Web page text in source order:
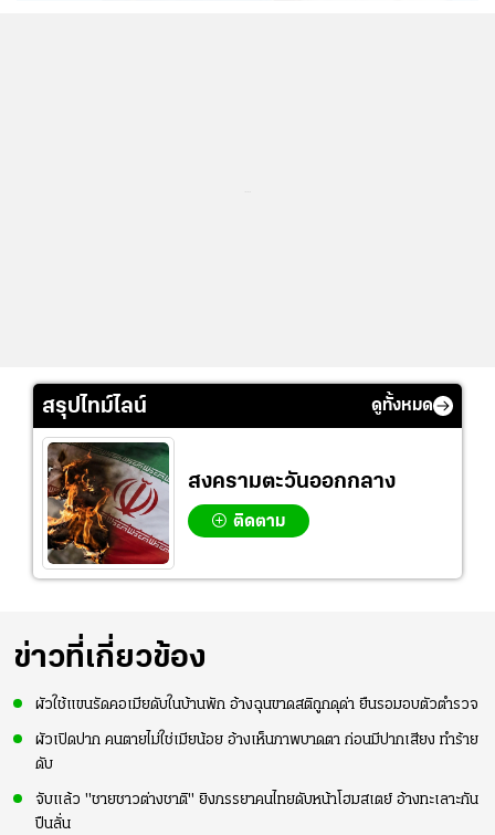
สรุปไทม์ไลน์ ดูทั้งหมด
สงครามตะวันออกกลาง
ติดตาม
ข่าวที่เกี่ยวข้อง
ผัวใช้แขนรัดคอเมียดับในบ้านพัก อ้างฉุนขาดสติถูกดุด่า ยืนรอมอบตัวตำรวจ
ผัวเปิดปาก คนตายไม่ใช่เมียน้อย อ้างเห็นภาพบาดตา ก่อนมีปากเสียง ทำร้าย
ดับ
จับแล้ว "ชายชาวต่างชาติ" ยิงภรรยาคนไทยดับหน้าโฮมสเตย์ อ้างทะเลาะกัน
ปืนลั่น